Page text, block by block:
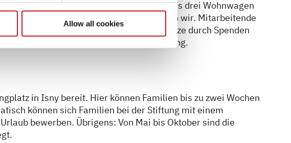
Allow all cookies
ermöglichen. Zur Gründung hat Dethleffs drei Wohnwagen
Auch die laufenden Kosten tragen wir. Mitarbeitende
um alles vor Ort. Finanziert wird das Ganze durch Spenden
– auch auf Messen gibt's Unterstützung.
in Isny bereit. Hier können Familien bis zu zwei Wochen
können sich Familien bei der Stiftung mit einem
bewerben. Übrigens: Von Mai bis Oktober sind die